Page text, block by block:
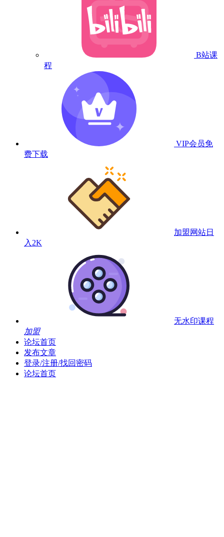
B站课
程
VIP会员免
费下载
加盟网站日
入2K
无水印课程
加盟
论坛首页
发布文章
登录/注册/找回密码
论坛首页